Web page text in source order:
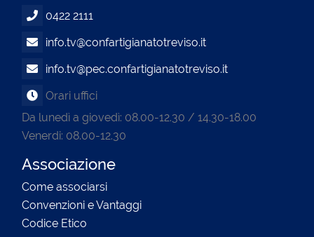
0422 2111
info.tv@confartigianatotreviso.it
info.tv@pec.confartigianatotreviso.it
Orari uffici
Da lunedì a giovedì: 08.00-12.30 / 14.30-18.00
Venerdi: 08.00-12.30
Associazione
Come associarsi
Convenzioni e Vantaggi
Codice Etico